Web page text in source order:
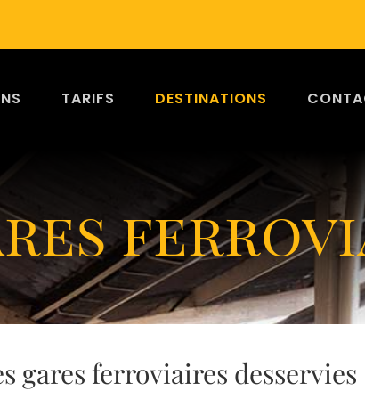
TARIFS DESTINATIONS
gares ferroviaires desservies